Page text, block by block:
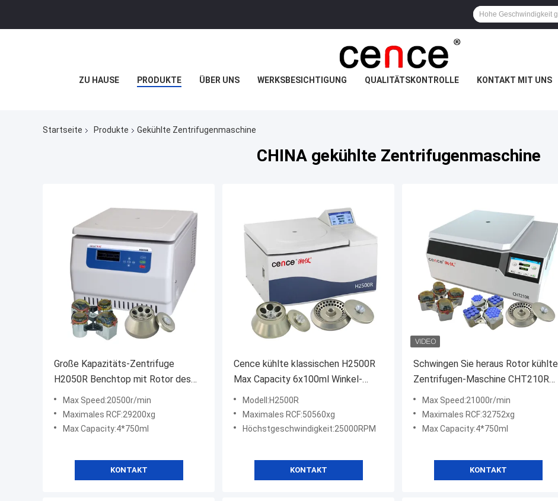
ZU HAUSE PRODUKTE ÜBER UNS WERKSBESICHTIGUNG QUALITÄTSKONTROLLE KONTAKT MIT UNS
Startseite Produkte Gekühlte Zentrifugenmaschine
CHINA gekühlte Zentrifugenmaschine
Große Kapazitäts-Zentrifuge
H2050R Benchtop mit Rotor des
Schwingen-4*750ml
Max Speed:20500r/min
Maximales RCF:29200xg
Max Capacity:4*750ml
KONTAKT
Cence kühlte klassischen H2500R
Max Capacity 6x100ml Winkel-
Rotor der Zentrifugen-Maschinen-
Modell:H2500R
Maximales RCF:50560xg
Höchstgeschwindigkeit:25000RPM
KONTAKT
Schwingen Sie heraus Rotor kühlte
Zentrifugen-Maschine CHT210R
4*750ml
Max Speed:21000r/min
Maximales RCF:32752xg
Max Capacity:4*750ml
KONTAKT